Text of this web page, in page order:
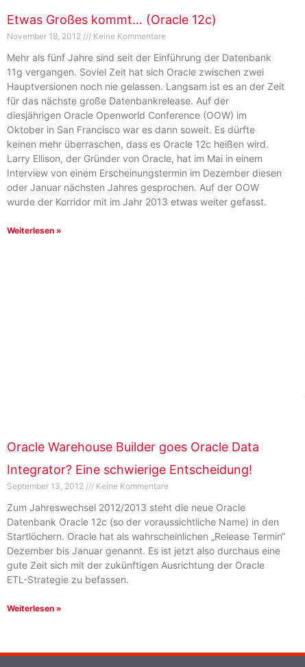
Etwas Großes kommt… (Oracle 12c)
November 18, 2012 Keine Kommentare
Mehr als fünf Jahre sind seit der Einführung der Datenbank
11g vergangen. Soviel Zeit hat sich Oracle zwischen zwei
Hauptversionen noch nie gelassen. Langsam ist es an der Zeit
für das nächste große Datenbankrelease. Auf der
diesjährigen Oracle Openworld Conference (OOW) im
Oktober in San Francisco war es dann soweit. Es dürfte
keinen mehr überraschen, dass es Oracle 12c heißen wird.
Larry Ellison, der Gründer von Oracle, hat im Mai in einem
Interview von einem Erscheinungstermin im Dezember diesen
oder Januar nächsten Jahres gesprochen. Auf der OOW
wurde der Korridor mit im Jahr 2013 etwas weiter gefasst.
Weiterlesen »
Oracle Warehouse Builder goes Oracle Data
Integrator? Eine schwierige Entscheidung!
September 13, 2012 Keine Kommentare
Zum Jahreswechsel 2012/2013 steht die neue Oracle
Datenbank Oracle 12c (so der voraussichtliche Name) in den
Startlöchern. Oracle hat als wahrscheinlichen „Release Termin“
Dezember bis Januar genannt. Es ist jetzt also durchaus eine
gute Zeit sich mit der zukünftigen Ausrichtung der Oracle
ETL-Strategie zu befassen.
Weiterlesen »